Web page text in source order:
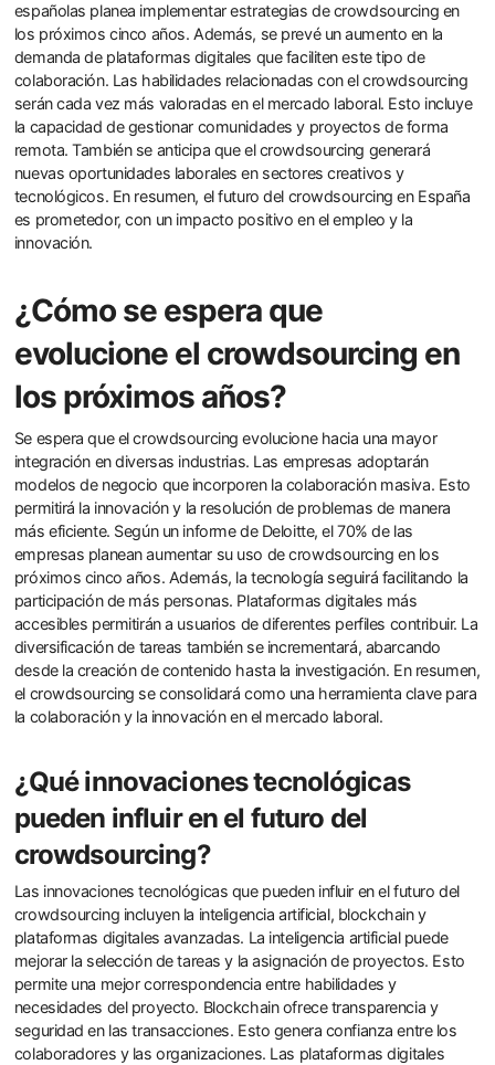
españolas planea implementar estrategias de crowdsourcing en
los próximos cinco años. Además, se prevé un aumento en la
demanda de plataformas digitales que faciliten este tipo de
colaboración. Las habilidades relacionadas con el crowdsourcing
serán cada vez más valoradas en el mercado laboral. Esto incluye
la capacidad de gestionar comunidades y proyectos de forma
remota. También se anticipa que el crowdsourcing generará
nuevas oportunidades laborales en sectores creativos y
tecnológicos. En resumen, el futuro del crowdsourcing en España
es prometedor, con un impacto positivo en el empleo y la
innovación.
¿Cómo se espera que
evolucione el crowdsourcing en
los próximos años?
Se espera que el crowdsourcing evolucione hacia una mayor
integración en diversas industrias. Las empresas adoptarán
modelos de negocio que incorporen la colaboración masiva. Esto
permitirá la innovación y la resolución de problemas de manera
más eficiente. Según un informe de Deloitte, el 70% de las
empresas planean aumentar su uso de crowdsourcing en los
próximos cinco años. Además, la tecnología seguirá facilitando la
participación de más personas. Plataformas digitales más
accesibles permitirán a usuarios de diferentes perfiles contribuir. La
diversificación de tareas también se incrementará, abarcando
desde la creación de contenido hasta la investigación. En resumen,
el crowdsourcing se consolidará como una herramienta clave para
la colaboración y la innovación en el mercado laboral.
¿Qué innovaciones tecnológicas
pueden influir en el futuro del
crowdsourcing?
Las innovaciones tecnológicas que pueden influir en el futuro del
crowdsourcing incluyen la inteligencia artificial, blockchain y
plataformas digitales avanzadas. La inteligencia artificial puede
mejorar la selección de tareas y la asignación de proyectos. Esto
permite una mejor correspondencia entre habilidades y
necesidades del proyecto. Blockchain ofrece transparencia y
seguridad en las transacciones. Esto genera confianza entre los
colaboradores y las organizaciones. Las plataformas digitales